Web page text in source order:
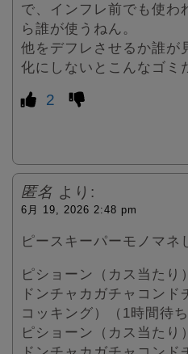
で、インフレ前でも使わ
ら誰が使うねん。
他をデフレさせるか誰が
化にしないとこんなゴミ
2
匿名 より:
6月 19, 2026 2:48 pm
ピースキーパーモノマネ
ピショーン（カス当たり）
ドンチャカガチャコン
コッキング）（1時間待ち
ピショーン（カス当たり）